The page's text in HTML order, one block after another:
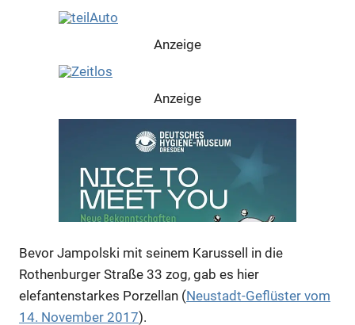
Anzeige
Anzeige
Bevor Jampolski mit seinem Karussell in die
Rothenburger Straße 33 zog, gab es hier
elefantenstarkes Porzellan (Neustadt-Geflüster vom
14. November 2017).